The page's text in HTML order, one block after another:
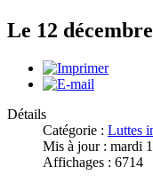
Le 12
Détails
Catégorie : Luttes
Mis à jour : mardi
Affichages : 6714